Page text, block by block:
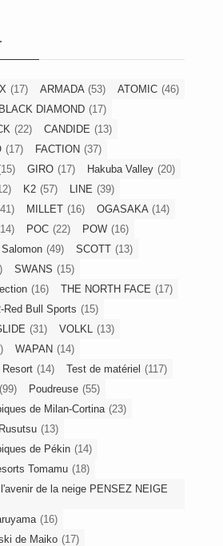
(17) ARMADA (53) ATOMIC (46)
BLACK DIAMOND (17)
(22) CANDIDE (13)
(17) FACTION (37)
GIRO (17) Hakuba Valley (20)
K2 (57) LINE (39)
MILLET (16) OGASAKA (14)
POC (22) POW (16)
Salomon (49) SCOTT (13)
SWANS (15)
(16) THE NORTH FACE (17)
Red Bull Sports (15)
(31) VOLKL (13)
WAPAN (14)
Resort (14) Test de matériel (117)
(99) Poudreuse (55)
de Milan-Cortina (23)
(13)
de Pékin (14)
Tomamu (18)
de la neige PENSEZ NEIGE
(16)
de Maiko (17)